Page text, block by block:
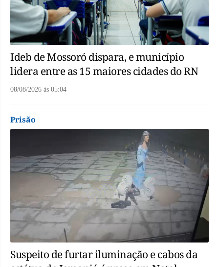
Ideb de Mossoró dispara, e município
lidera entre as 15 maiores cidades do RN
08/08/2026 às 05:04
Prisão
Suspeito de furtar iluminação e cabos da